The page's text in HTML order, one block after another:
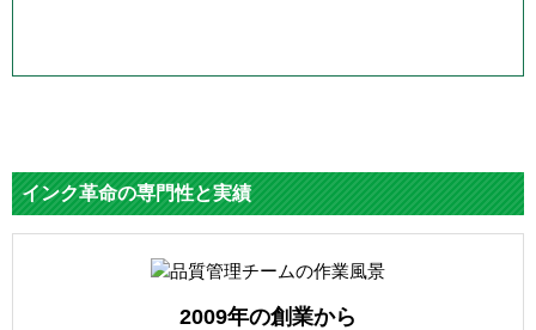
インク革命の専門性と実績
2009年の創業から